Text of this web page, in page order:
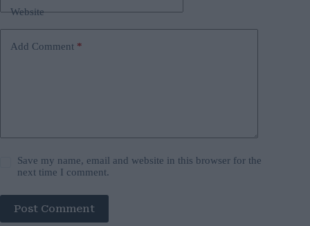
Website
Add Comment *
Save my name, email and website in this browser for the
next time I comment.
Post Comment